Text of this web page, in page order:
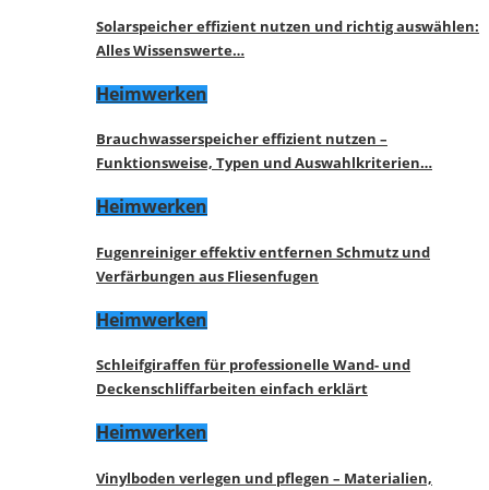
Solarspeicher effizient nutzen und richtig auswählen:
Alles Wissenswerte…
Heimwerken
Brauchwasserspeicher effizient nutzen –
Funktionsweise, Typen und Auswahlkriterien…
Heimwerken
Fugenreiniger effektiv entfernen Schmutz und
Verfärbungen aus Fliesenfugen
Heimwerken
Schleifgiraffen für professionelle Wand- und
Deckenschliffarbeiten einfach erklärt
Heimwerken
Vinylboden verlegen und pflegen – Materialien,